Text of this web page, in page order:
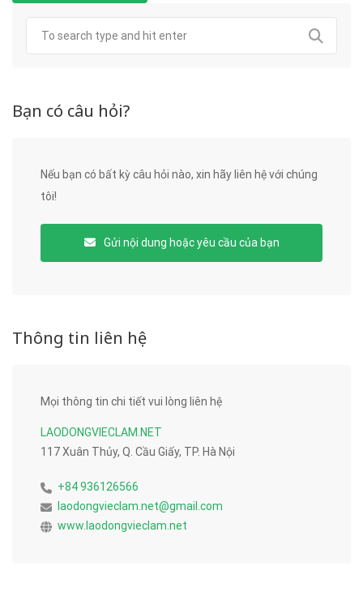
Bạn có câu hỏi?
Nếu bạn có bất kỳ câu hỏi nào, xin hãy liên hệ với chúng
tôi!
Gửi nội dung hoặc yêu cầu của bạn
Thông tin liên hệ
Mọi thông tin chi tiết vui lòng liên hệ
LAODONGVIECLAM.NET
117 Xuân Thủy, Q. Cầu Giấy, TP. Hà Nội
+84 936126566
laodongvieclam.net@gmail.com
www.laodongvieclam.net